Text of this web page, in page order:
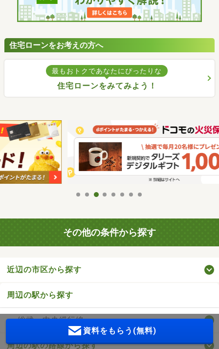
住宅ローンをお考えの方へ
最もおトクであなたにぴったりな
住宅ローンをみてみよう！
その他の条件から探す
近辺の市区から探す
周辺の駅から探す
総武・中央緩行線
周辺の駅の路線から探す
資料をもらう(無料)